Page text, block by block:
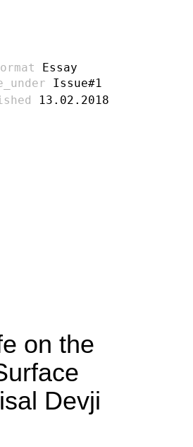
Essay
Issue#1
13.02.2018
on the
Devji